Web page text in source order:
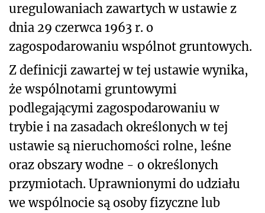
uregulowaniach zawartych w ustawie z
dnia 29 czerwca 1963 r. o
zagospodarowaniu wspólnot gruntowych.
Z definicji zawartej w tej ustawie wynika,
że wspólnotami gruntowymi
podlegającymi zagospodarowaniu w
trybie i na zasadach określonych w tej
ustawie są nieruchomości rolne, leśne
oraz obszary wodne - o określonych
przymiotach. Uprawnionymi do udziału
we wspólnocie są osoby fizyczne lub